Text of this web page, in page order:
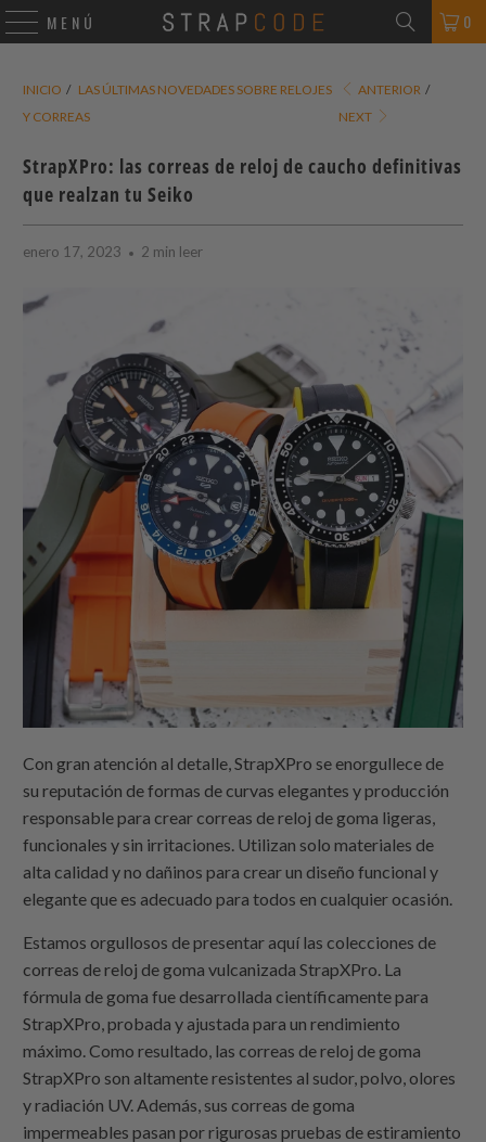
MENÚ 0
INICIO / LAS ÚLTIMAS NOVEDADES SOBRE RELOJES
Y CORREAS
ANTERIOR /
NEXT
StrapXPro: las correas de reloj de caucho definitivas
que realzan tu Seiko
enero 17, 2023 2 min leer
Con gran atención al detalle, StrapXPro se enorgullece de
su reputación de formas de curvas elegantes y producción
responsable para crear correas de reloj de goma ligeras,
funcionales y sin irritaciones. Utilizan solo materiales de
alta calidad y no dañinos para crear un diseño funcional y
elegante que es adecuado para todos en cualquier ocasión.
Estamos orgullosos de presentar aquí las colecciones de
correas de reloj de goma vulcanizada StrapXPro. La
fórmula de goma fue desarrollada científicamente para
StrapXPro, probada y ajustada para un rendimiento
máximo. Como resultado, las correas de reloj de goma
StrapXPro son altamente resistentes al sudor, polvo, olores
y radiación UV. Además, sus correas de goma
impermeables pasan por rigurosas pruebas de estiramiento